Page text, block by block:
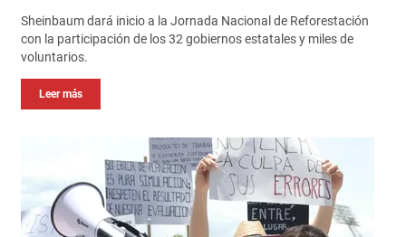
Sheinbaum dará inicio a la Jornada Nacional de Reforestación
con la participación de los 32 gobiernos estatales y miles de
voluntarios.
Leer más